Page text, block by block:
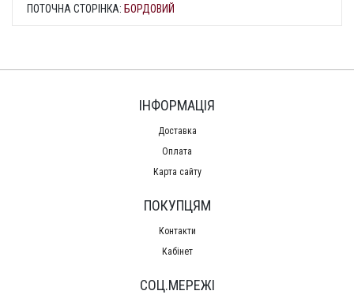
ПОТОЧНА СТОРІНКА: БОРДОВИЙ
ІНФОРМАЦІЯ
Доставка
Оплата
Карта сайту
ПОКУПЦЯМ
Контакти
Кабінет
СОЦ.МЕРЕЖІ